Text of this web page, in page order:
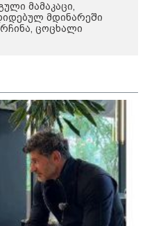
დაგეგმვისა და
გონება განსაკუთრებით
რთულ ამოცანებს
მამაკაცი,
მდინარეში
ცოცხალი